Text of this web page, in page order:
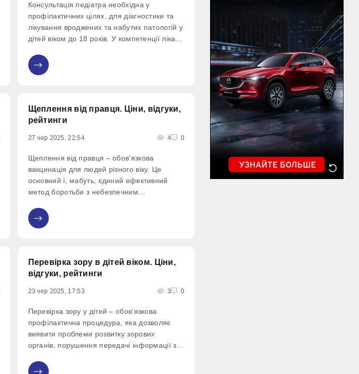
Консультація педіатра необхідна у
профілактичних цілях, для діагностики та
лікування вроджених та набутих патологій у
дітей віком до 18 років. У компетенції лікаря
динаміку, залучати до процесу вузьких
спеціалістів, планувати та проводити
Щеплення від правця. Ціни, відгуки,
рейтинги
27 чер 2025, 22:54 4 0
Щеплення від правця – обов'язкова
вакцинація для людей різного віку. Це
основний і, мабуть, єдиний ефективний
метод боротьби з небезпечним
абсолютно кожен. Правець широко
поширений на забруднених територіях,
Перевірка зору в дітей віком. Ціни,
відгуки, рейтинги
23 чер 2025, 17:53 3 0
Перевірка зору у дітей – обов'язкова
профілактична процедура, яка дозволяє
виявити проблеми розвитку зорових
органів, порушення передачі інформації з